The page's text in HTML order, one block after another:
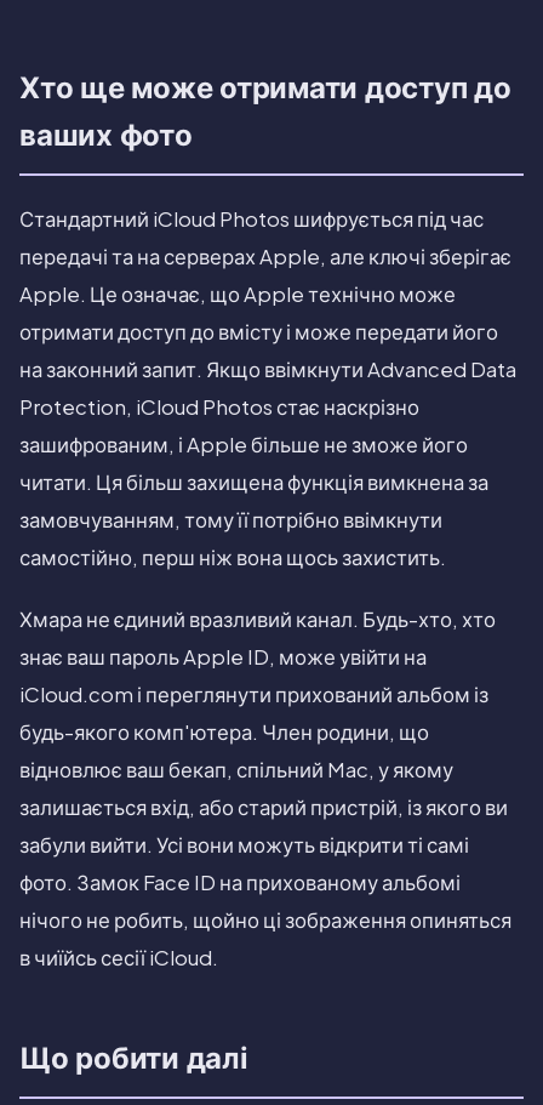
Хто ще може отримати доступ до
ваших фото
Стандартний iCloud Photos шифрується під час
передачі та на серверах Apple, але ключі зберігає
Apple. Це означає, що Apple технічно може
отримати доступ до вмісту і може передати його
на законний запит. Якщо ввімкнути Advanced Data
Protection, iCloud Photos стає наскрізно
зашифрованим, і Apple більше не зможе його
читати. Ця більш захищена функція вимкнена за
замовчуванням, тому її потрібно ввімкнути
самостійно, перш ніж вона щось захистить.
Хмара не єдиний вразливий канал. Будь-хто, хто
знає ваш пароль Apple ID, може увійти на
iCloud.com і переглянути прихований альбом із
будь-якого комп'ютера. Член родини, що
відновлює ваш бекап, спільний Mac, у якому
залишається вхід, або старий пристрій, із якого ви
забули вийти. Усі вони можуть відкрити ті самі
фото. Замок Face ID на прихованому альбомі
нічого не робить, щойно ці зображення опиняться
в чиїйсь сесії iCloud.
Що робити далі